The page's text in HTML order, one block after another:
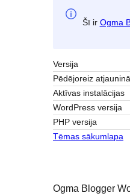
Šī ir Ogma
Versija
Pēdējoreiz
Aktīvas instalācijas
WordPress versija
PHP versija
Tēmas sākumlapa
Ogma Blogger